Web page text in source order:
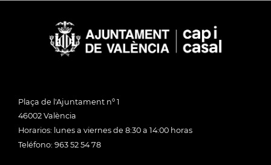
Plaça de l'Ajuntament nº 1
46002 València
Horarios: lunes a viernes de 8:30 a 14:00 horas
Teléfono: 963 52 54 78